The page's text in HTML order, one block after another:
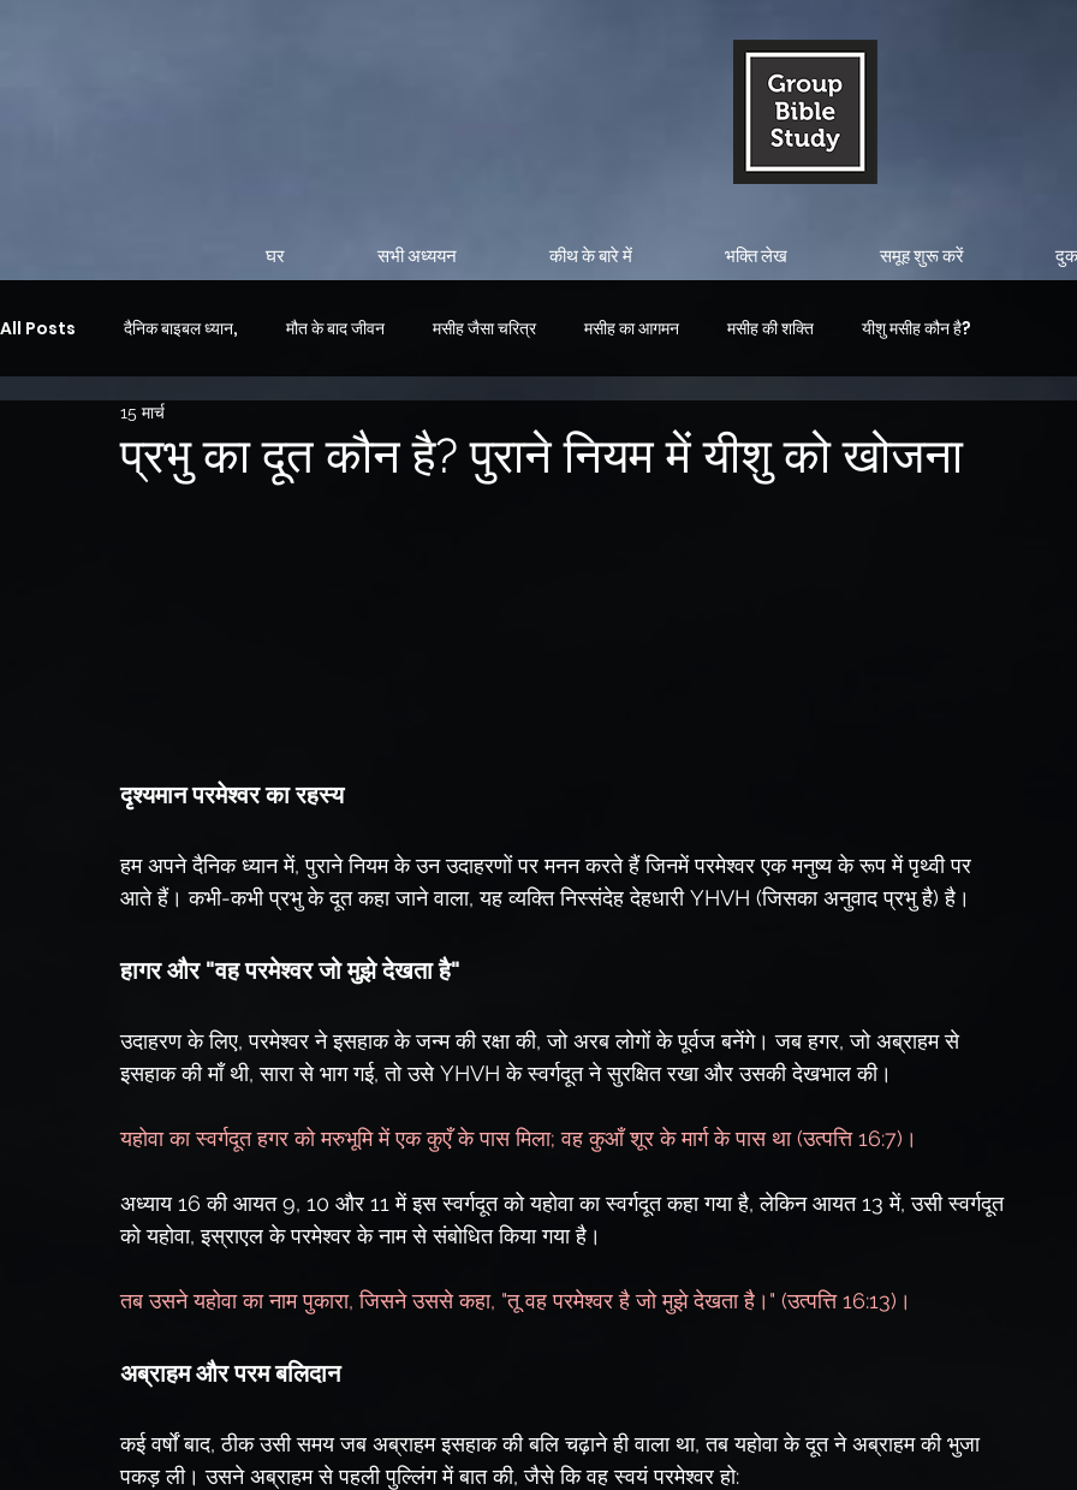
घर सभी अध्ययन कीथ के बारे में भक्ति लेख समूह शुरू करें
All Posts दैनिक बाइबल ध्यान, मौत के बाद जीवन मसीह जैसा चरित्र मसीह का आगमन मसीह की शक्ति यीशु मसीह कौन है?
प्रभु का दूत कौन है? पुराने नियम में यीशु को खोजना
15 मार्च
दृश्यमान परमेश्वर का रहस्य
हम अपने दैनिक ध्यान में, पुराने नियम के उन उदाहरणों पर मनन करते हैं जिनमें परमेश्वर एक मनुष्य के रूप में पृथ्वी पर
आते हैं। कभी-कभी प्रभु के दूत कहा जाने वाला, यह व्यक्ति निस्संदेह देहधारी YHVH (जिसका अनुवाद प्रभु है) है।
हागर और "वह परमेश्वर जो मुझे देखता है"
उदाहरण के लिए, परमेश्वर ने इसहाक के जन्म की रक्षा की, जो अरब लोगों के पूर्वज बनेंगे। जब हगर, जो अब्राहम से
इसहाक की माँ थी, सारा से भाग गई, तो उसे YHVH के स्वर्गदूत ने सुरक्षित रखा और उसकी देखभाल की।
यहोवा का स्वर्गदूत हगर को मरुभूमि में एक कुएँ के पास मिला; वह कुआँ शूर के मार्ग के पास था (उत्पत्ति 16:7)।
अध्याय 16 की आयत 9, 10 और 11 में इस स्वर्गदूत को यहोवा का स्वर्गदूत कहा गया है, लेकिन आयत 13 में, उसी स्वर्गदूत
को यहोवा, इस्राएल के परमेश्वर के नाम से संबोधित किया गया है।
तब उसने यहोवा का नाम पुकारा, जिसने उससे कहा, "तू वह परमेश्वर है जो मुझे देखता है।" (उत्पत्ति 16:13)।
अब्राहम और परम बलिदान
कई वर्षों बाद, ठीक उसी समय जब अब्राहम इसहाक की बलि चढ़ाने ही वाला था, तब यहोवा के दूत ने अब्राहम की भुजा
पकड़ ली। उसने अब्राहम से पहली पुल्लिंग में बात की, जैसे कि वह स्वयं परमेश्वर हो: